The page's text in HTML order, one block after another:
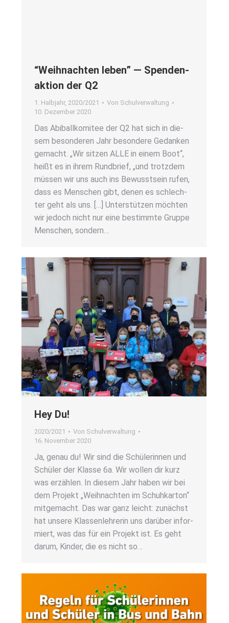
“Weih­nach­ten leben” — Spen­den­
ak­ti­on der Q2
1. Halbjahr, 2020/2021 Von Schulverwaltung
10. Dezember 2020
Das Abi­ball­ko­mi­tee der Q2 hat sich in die­
sem beson­de­ren Jahr beson­de­re Gedan­ken
gemacht. „Wir sit­zen ALLE in einem Boot“,
heißt es in ihrem Rund­brief, „und trotz­dem
müs­sen wir uns auch ins Bewusst­sein rufen,
dass es Men­schen gibt, denen es schlech­
ter geht als uns. […] Unter­stüt­zen möch­ten
wir jedoch nicht nur eine bestimm­te Grup­pe
Men­schen, son­dern…
Hey Du!
2020/2021 Von Schulverwaltung
16. November 2020
Ja, genau du! Wir sind die Schü­le­rin­nen und
Schü­ler der Klas­se 6a. Wir wol­len dir kurz
was erzäh­len. In die­sem Jahr haben wir bei
dem Pro­jekt „Weih­nach­ten im Schuh­kar­ton“
mit­ge­macht. Das war ganz leicht: zunächst
hat unse­re Klas­sen­leh­re­rin uns dar­über infor­
miert, was das für ein Pro­jekt ist. Es geht
dar­um, Kin­der, die es nicht so…